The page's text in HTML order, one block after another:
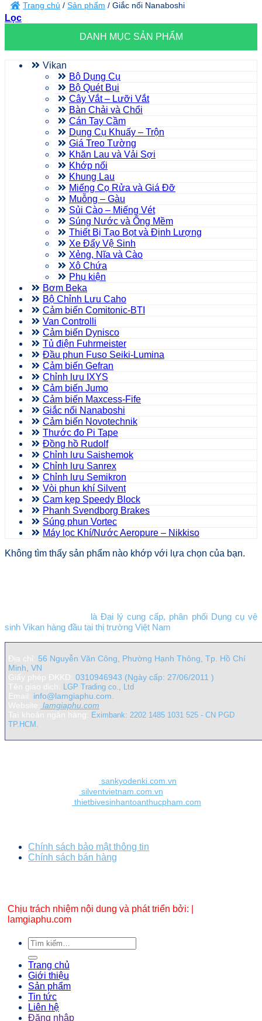
Trang chủ / Sản phẩm / Giắc nối Nanaboshi
Lọc
DANH MỤC SẢN PHẨM
Vikan
Bộ Dụng Cụ
Bộ Quét Bụi
Cây Vắt – Lưỡi Vắt
Bàn Chải và Chổi
Cán Tay Cầm
Dụng Cụ Khuấy – Trộn
Giá Treo Tường
Khăn Lau và Vải Sợi
Khớp nối
Khung Lau
Miếng Cọ Rửa và Giá Đỡ
Muỗng – Gàu
Sủi Cào – Miếng Vét
Súng Nước và Ống Mềm
Thiết Bị Tạo Bọt và Định Lượng
Xe Đẩy Vệ Sinh
Xẻng, Nĩa và Cào
Xô Chứa
Phụ kiện
Bơm Beka
Bộ Chỉnh Lưu Caho
Cảm biến Comitonic-BTI
Van Controlli
Cảm biến Dynisco
Tủ điện Fuhrmeister
Đầu phun Fuso Seiki-Lumina
Cảm biến Gefran
Chỉnh lưu IXYS
Cảm biến Jumo
Cảm biến Maxcess-Fife
Giắc nối Nanaboshi
Cảm biến Novotechnik
Thước đo Pi Tape
Đồng hồ Rudolf
Chỉnh lưu Saishemok
Chỉnh lưu Sanrex
Chỉnh lưu Semikron
Vòi phun khí Silvent
Cam kẹp Speedy Block
Phanh Svendborg Brakes
Súng phun Vortec
Máy lọc Khí/Nước Aeropure – Nikkiso
Không tìm thấy sản phẩm nào khớp với lựa chọn của bạn.
là Đại lý cung cấp, phân phối Dụng cụ vệ
sinh Vikan hàng đầu tại thị trường Việt Nam
Địa chỉ:
56 Nguyễn Văn Công, Phường Hạnh Thông, Tp. Hồ Chí
Minh, VN
Giấy phép ĐKKD: 0310946943 (Ngày cấp: 27/06/2011 )
Tên giao dịch:
LGP Trading co., Ltd
Email:
info@lamgiaphu.com.
Website: lamgiaphu.com
Taì khoản ngân hàng:
Eximbank: 2202 1485 1031 525 - CN PGD
TP.HCM.
sankyodenki.com.vn
silventvietnam.com.vn
thietbivesinhantoanthucpham.com
Chính sách bảo mật thông tin
Chính sách bán hàng
Chịu trách nhiệm nội dung và phát triển bởi: |
lamgiaphu.com
Tìm
kiếm:
Trang chủ
Giới thiệu
Sản phẩm
Tin tức
Liên hệ
Đăng nhập